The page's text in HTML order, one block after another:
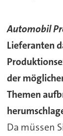
Automobil
Lieferanten
der
Themen
Da müssen